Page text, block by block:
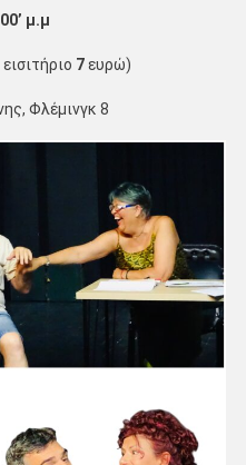
μ.μ
7ευρώ)
Φλέμινγκ 8